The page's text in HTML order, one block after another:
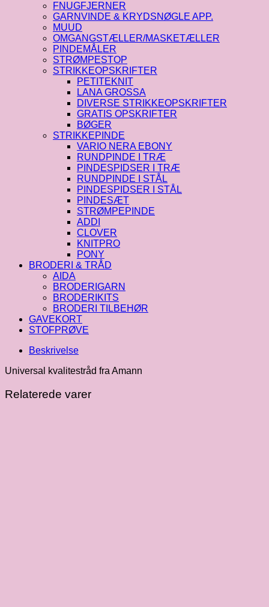
FNUGFJERNER
GARNVINDE & KRYDSNØGLE APP.
MUUD
OMGANGSTÆLLER/MASKETÆLLER
PINDEMÅLER
STRØMPESTOP
STRIKKEOPSKRIFTER
PETITEKNIT
LANA GROSSA
DIVERSE STRIKKEOPSKRIFTER
GRATIS OPSKRIFTER
BØGER
STRIKKEPINDE
VARIO NERA EBONY
RUNDPINDE I TRÆ
PINDESPIDSER I TRÆ
RUNDPINDE I STÅL
PINDESPIDSER I STÅL
PINDESÆT
STRØMPEPINDE
ADDI
CLOVER
KNITPRO
PONY
BRODERI & TRÅD
AIDA
BRODERIGARN
BRODERIKITS
BRODERI TILBEHØR
GAVEKORT
STOFPRØVE
Beskrivelse
Universal kvalitestråd fra Amann
Relaterede varer